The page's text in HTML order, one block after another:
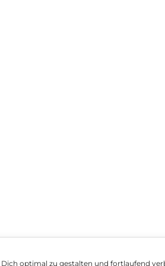
optimal zu gestalten und fortlaufend